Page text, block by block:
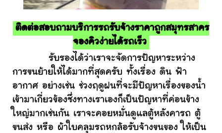
ติดต่อสอบถามบริการรถรับจ้างราคาถูกสมุทรสาคร
จองคิวง่ายได้รถเร็ว
รับรองได้ว่าเราจะจัดการปัญหาระหว่าง
การขนย้ายให้ได้มากที่สุดครับ ทั้งเรื่อง ดิน ฟ้า
อากาศ อย่างเช่น ช่วงฤดูฝนที่จะมีปัญหาเรื่องของน้ำ
เข้ามาเกี่ยวข้องซึ่งทางเราเองก็เป็นปัญหาที่ค่อนข้าง
ใหญ่มากเช่นกัน เราจะคอยหมั่นดูแลตู้หลังคารถ ตู้
ขนส่ง หรือ ผ้าใบคลุมรถหกล้อรับจ้างขนของ ให้เป็น